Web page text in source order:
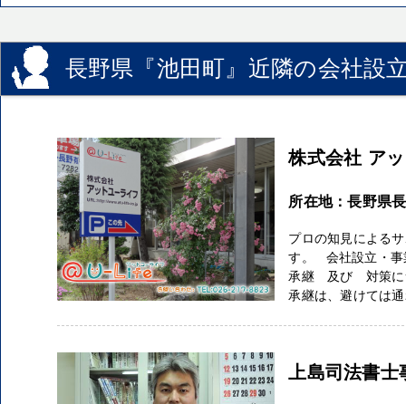
長野県『池田町』近隣の会社設
株式会社 ア
所在地：長野県
プロの知見による
す。 会社設立・事
承継 及び 対策に
承継は、避けては
上島司法書士